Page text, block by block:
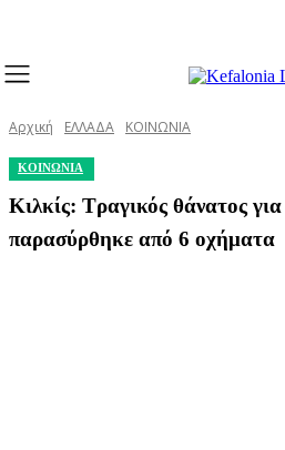
Αρχική ΕΛΛΑΔΑ ΚΟΙΝΩΝΙΑ
ΚΟΙΝΩΝΙΑ
Κιλκίς: Τραγικός θάνατος
παρασύρθηκε από 6 οχήματα